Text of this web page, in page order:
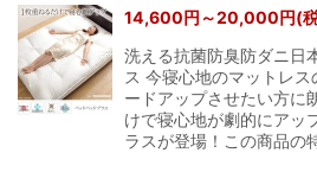
14,600円 ～20,000円(
洗える抗菌防臭防ダニ日
ス 今寝心地のマットレ
ードアップさせたい方に
けで寝心地が劇的にアッ
ラスが登場！この商品の